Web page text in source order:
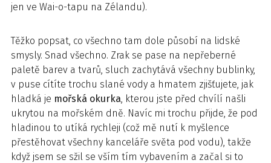
jen ve Wai-o-tapu na Zélandu).
Těžko popsat, co všechno tam dole působí na lidské
smysly. Snad všechno. Zrak se pase na nepřeberné
paletě barev a tvarů, sluch zachytává všechny bublinky,
v puse cítíte trochu slané vody a hmatem zjišťujete, jak
hladká je mořská okurka, kterou jste před chvílí našli
ukrytou na mořském dně. Navíc mi trochu přijde, že pod
hladinou to utíká rychleji (což mě nutí k myšlence
přestěhovat všechny kanceláře světa pod vodu), takže
když jsem se sžil se vším tím vybavením a začal si to